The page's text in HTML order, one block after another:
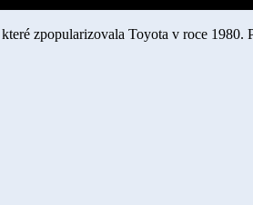
zpopularizovala Toyota v roce 1980.